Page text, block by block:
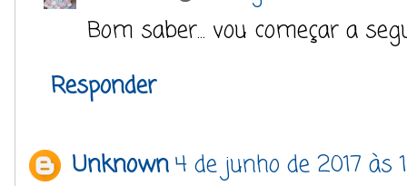
Bom saber... vou começar a
Responder
Unknown4 de junho de 2017 às